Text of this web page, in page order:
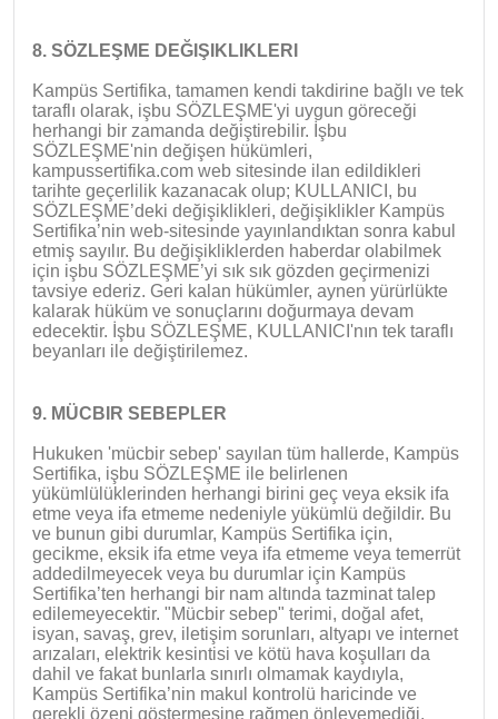
8. SÖZLEŞME DEĞIŞIKLIKLERI
Kampüs Sertifika, tamamen kendi takdirine bağlı ve tek
taraflı olarak, işbu SÖZLEŞME'yi uygun göreceği
herhangi bir zamanda değiştirebilir. İşbu
SÖZLEŞME'nin değişen hükümleri,
kampussertifika.com web sitesinde ilan edildikleri
tarihte geçerlilik kazanacak olup; KULLANICI, bu
SÖZLEŞME’deki değişiklikleri, değişiklikler Kampüs
Sertifika’nin web-sitesinde yayınlandıktan sonra kabul
etmiş sayılır. Bu değişikliklerden haberdar olabilmek
için işbu SÖZLEŞME’yi sık sık gözden geçirmenizi
tavsiye ederiz. Geri kalan hükümler, aynen yürürlükte
kalarak hüküm ve sonuçlarını doğurmaya devam
edecektir. İşbu SÖZLEŞME, KULLANICI'nın tek taraflı
beyanları ile değiştirilemez.
9. MÜCBIR SEBEPLER
Hukuken 'mücbir sebep' sayılan tüm hallerde, Kampüs
Sertifika, işbu SÖZLEŞME ile belirlenen
yükümlülüklerinden herhangi birini geç veya eksik ifa
etme veya ifa etmeme nedeniyle yükümlü değildir. Bu
ve bunun gibi durumlar, Kampüs Sertifika için,
gecikme, eksik ifa etme veya ifa etmeme veya temerrüt
addedilmeyecek veya bu durumlar için Kampüs
Sertifika’ten herhangi bir nam altında tazminat talep
edilemeyecektir. "Mücbir sebep" terimi, doğal afet,
isyan, savaş, grev, iletişim sorunları, altyapı ve internet
arızaları, elektrik kesintisi ve kötü hava koşulları da
dahil ve fakat bunlarla sınırlı olmamak kaydıyla,
Kampüs Sertifika’nin makul kontrolü haricinde ve
gerekli özeni göstermesine rağmen önleyemediği,